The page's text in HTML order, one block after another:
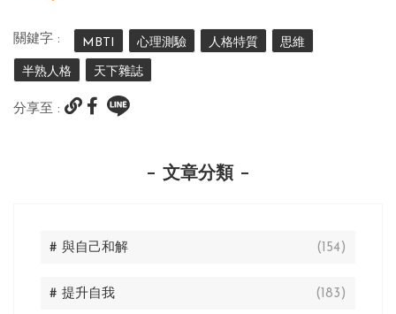
關鍵字 : MBTI 心理測驗 人格特質 思維
半熟人格 天下雜誌
分享至 :
文章分類
# 與自己和解 (154)
# 提升自我 (183)